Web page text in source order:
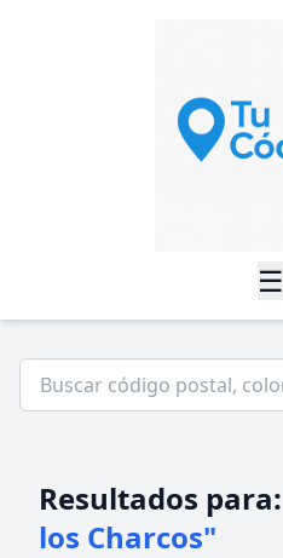
☰
Resultados para:
los Charcos"